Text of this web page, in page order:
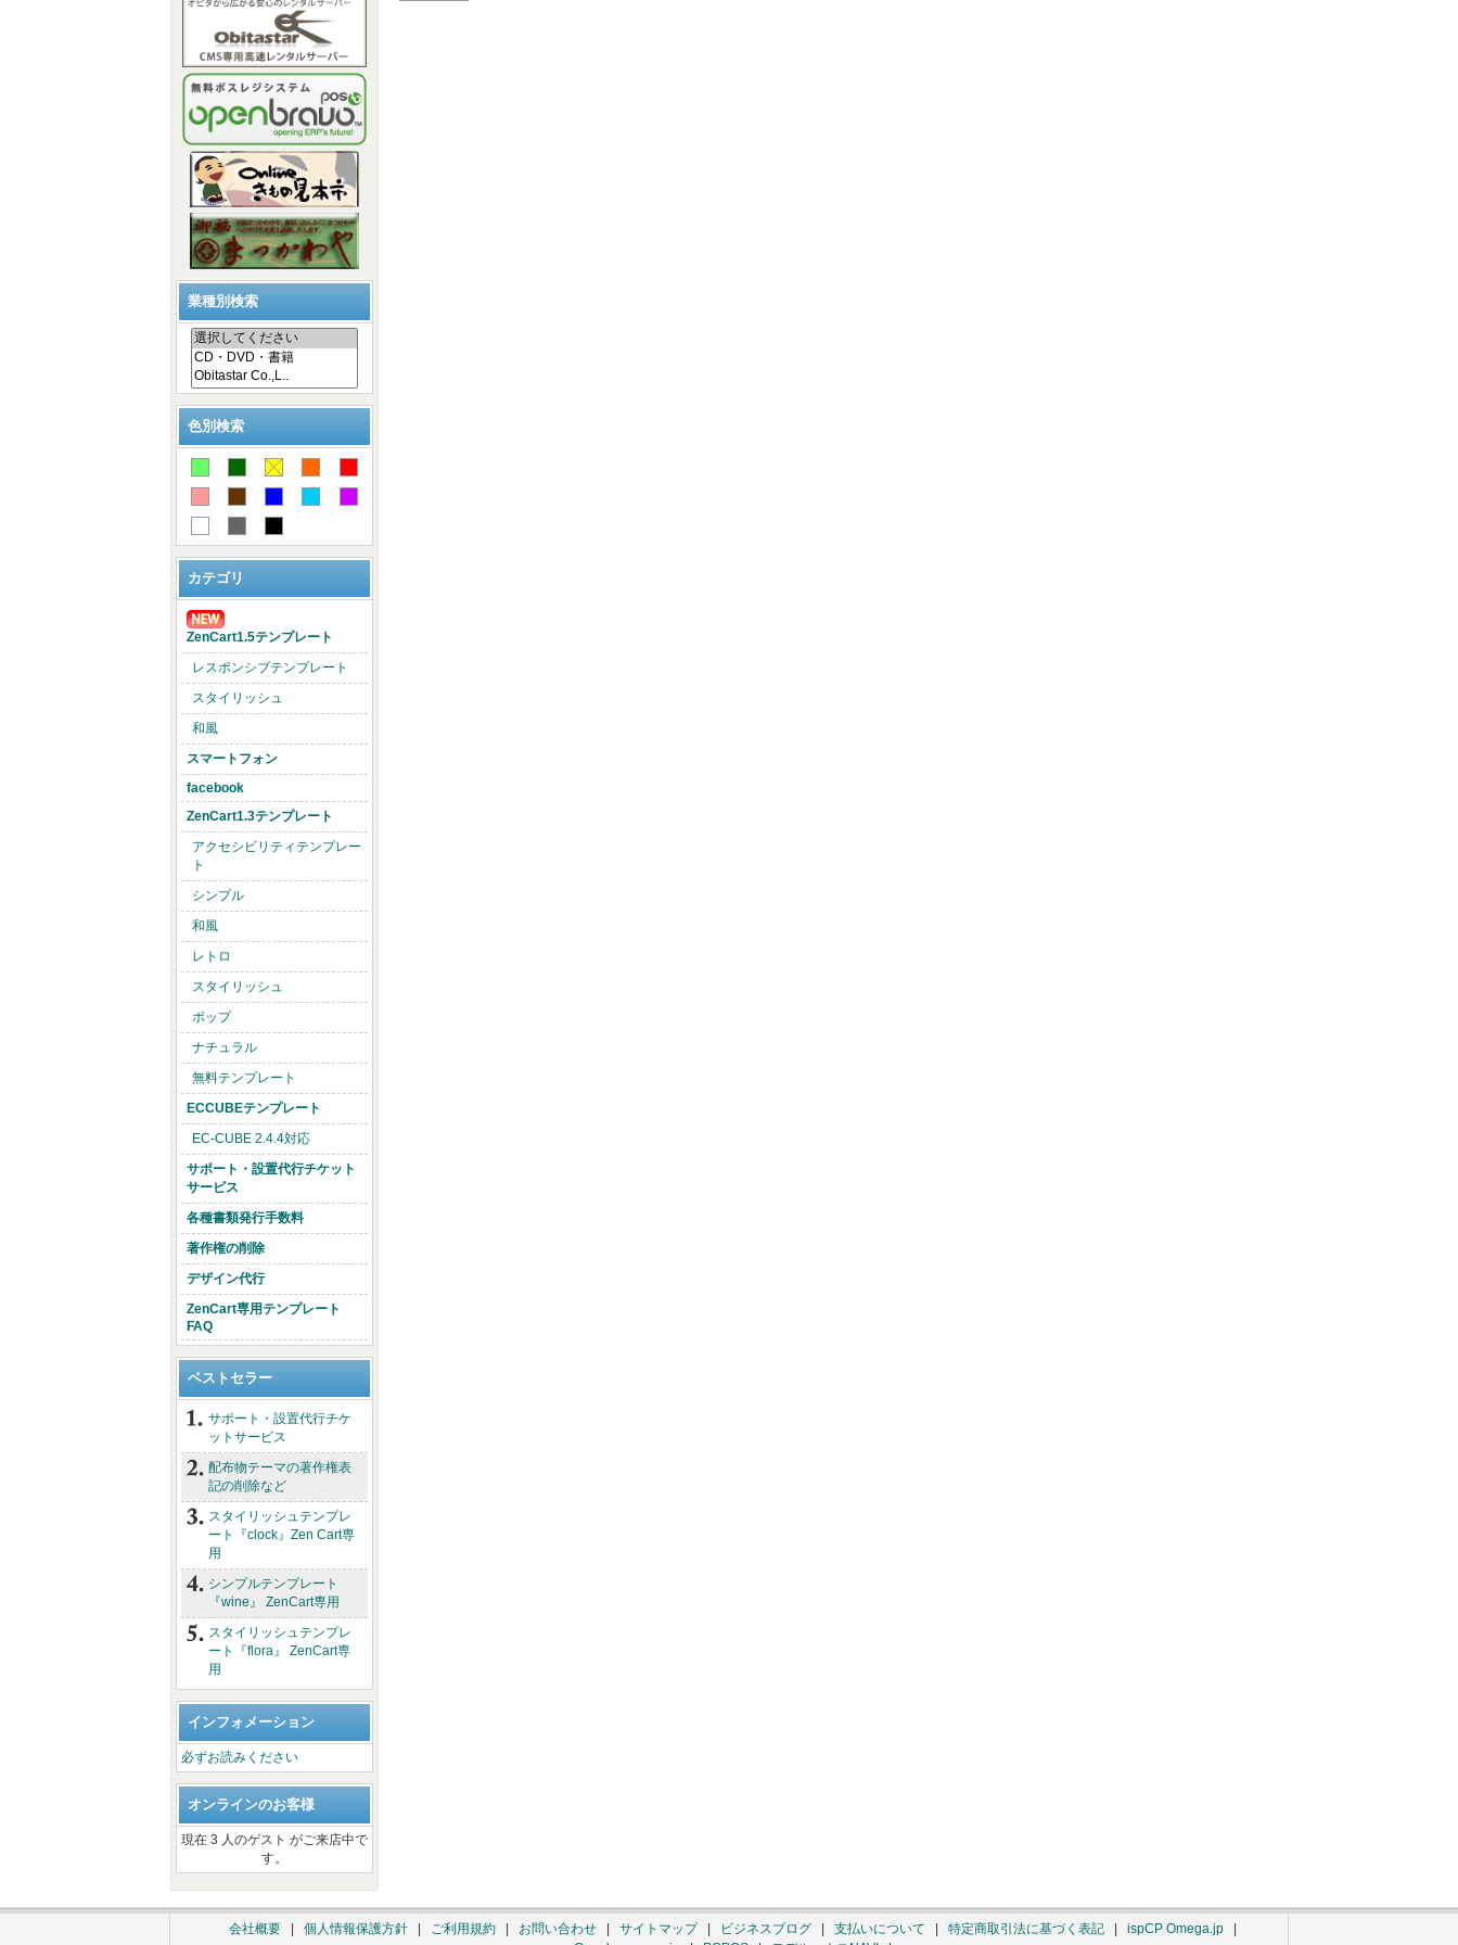
業種別検索
色別検索
カテゴリ
ZenCart1.5テンプレート
レスポンシブテンプレート
スタイリッシュ
和風
スマートフォン
facebook
ZenCart1.3テンプレート
アクセシビリティテンプレー
ト
シンプル
和風
レトロ
スタイリッシュ
ポップ
ナチュラル
無料テンプレート
ECCUBEテンプレート
EC-CUBE 2.4.4対応
サポート・設置代行チケット
サービス
各種書類発行手数料
著作権の削除
デザイン代行
ZenCart専用テンプレート
FAQ
ベストセラー
サポート・設置代行チケ
ットサービス
配布物テーマの著作権表
記の削除など
スタイリッシュテンプレ
ート『clock』Zen Cart専
用
シンプルテンプレート
『wine』 ZenCart専用
スタイリッシュテンプレ
ート『flora』 ZenCart専
用
インフォメーション
必ずお読みください
オンラインのお客様
現在 3 人のゲスト がご来店中で
す。
会社概要 個人情報保護方針 ご利用規約 お問い合わせ サイトマップ ビジネスブログ 支払いについて 特定商取引法に基づく表記 ispCP Omega.jp